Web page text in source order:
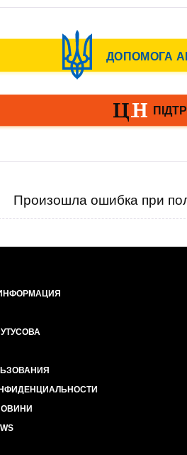
Произошла ошибка при